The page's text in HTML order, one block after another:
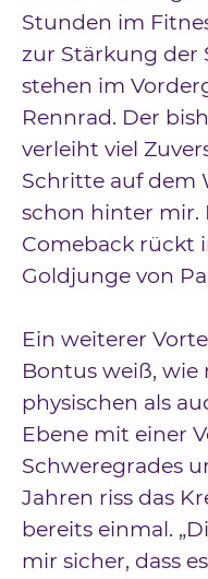
Stunden im
zur Stärkung der
stehen im
Rennrad. Der
verleiht viel
Schritte auf dem
schon hinter mir.
Comeback rückt
Goldjunge von
Ein weiterer
Bontus weiß, wie
physischen als
Ebene mit einer
Schweregrades
Jahren riss das
bereits einmal.
mir sicher, dass